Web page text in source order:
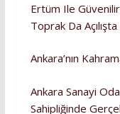
Ertüm Ile
Toprak Da Açılışta
Ankara’nın
Ankara Sanayi
Sahipliğinde